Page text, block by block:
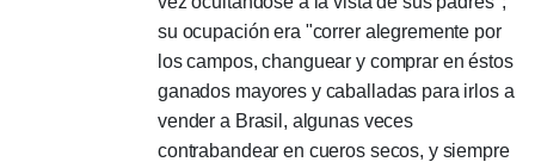
su ocupación era "correr alegremente por
los campos, changuear y comprar en éstos
ganados mayores y caballadas para irlos a
vender a Brasil, algunas veces
contrabandear en cueros secos, y siempre